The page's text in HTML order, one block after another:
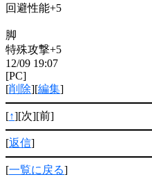
回避性能+5
脚
特殊攻撃+5
12/09 19:07
[PC]
[削除][編集]
[↑][次][前]
[返信]
[一覧に戻る]